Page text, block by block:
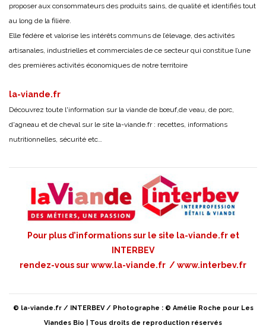
proposer aux consommateurs des produits sains, de qualité et identifiés tout
au long de la filière.
Elle fédère et valorise les intérêts communs de l’élevage, des activités
artisanales, industrielles et commerciales de ce secteur qui constitue l’une
des premières activités économiques de notre territoire
la-viande.fr
Découvrez toute l'information sur la viande de bœuf,de veau, de porc,
d'agneau et de cheval sur le site la-viande.fr: recettes, informations
nutritionnelles, sécurité etc…
Pour plus d’informations sur le site la-viande.fr et
INTERBEV
rendez-vous surwww.la-viande.fr /www.interbev.fr
© la-viande.fr / INTERBEV / Photographe : © Amélie Roche pour Les
Viandes Bio | Tous droits de reproduction réservés